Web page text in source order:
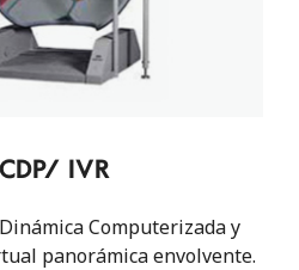
IVR
Computerizada y
panorámica envolvente.